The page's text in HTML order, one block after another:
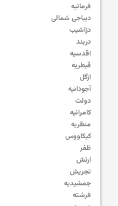
فرمانیه
دیباجی شمالی
دزاشیب
دربند
اقدسیه
قیطریه
ازگل
آجودانیه
دولت
کامرانیه
منظریه
کیکاووس
ظفر
ارتش
تجریش
جمشیدیه
فرشته